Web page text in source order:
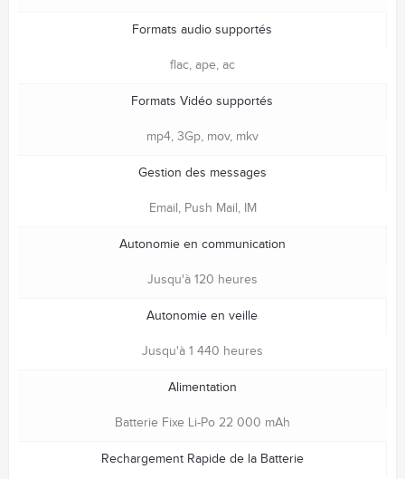
Formats audio supportés
flac, ape, ac
Formats Vidéo supportés
mp4, 3Gp, mov, mkv
Gestion des messages
Email, Push Mail, IM
Autonomie en communication
Jusqu'à 120 heures
Autonomie en veille
Jusqu'à 1 440 heures
Alimentation
Batterie Fixe Li-Po 22 000 mAh
Rechargement Rapide de la Batterie